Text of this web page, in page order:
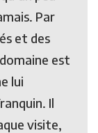
Par
et des
est
lui
Il
visite,